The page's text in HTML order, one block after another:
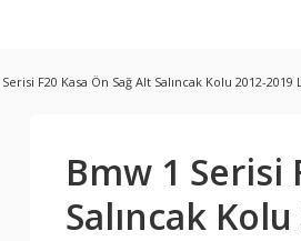
F20 Kasa Ön Sağ Alt Salıncak Kolu 2012-2019
Bmw 1 Serisi
Salıncak